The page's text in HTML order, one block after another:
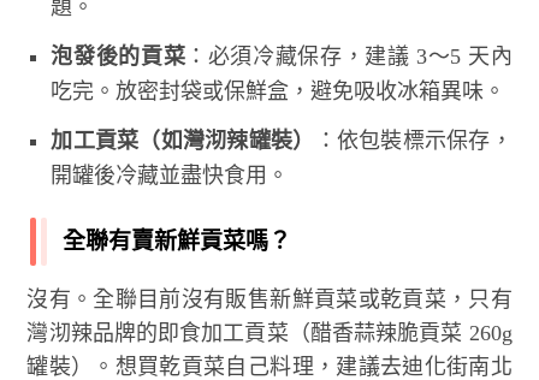
題。
泡發後的貢菜 ：必須冷藏保存，建議 3～5 天內
吃完。放密封袋或保鮮盒，避免吸收冰箱異味。
加工貢菜（如灣沏辣罐裝）
：依包裝標示保存，
開罐後冷藏並盡快食用。
全聯有賣新鮮貢菜嗎？
沒有。全聯目前沒有販售新鮮貢菜或乾貢菜，只有
灣沏辣品牌的即食加工貢菜（醋香蒜辣脆貢菜 260g
罐裝）。想買乾貢菜自己料理，建議去迪化街南北